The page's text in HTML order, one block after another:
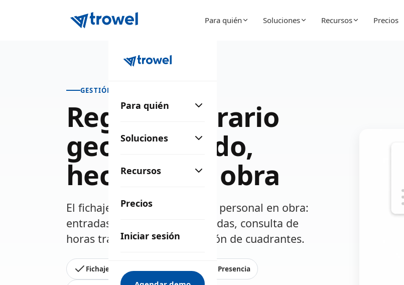
Para quién Soluciones Recursos Precios
Para quién
Soluciones
Recursos
Precios
Iniciar sesión
GESTIÓN DEL TIEMPO
Registro horario
geolocalizado,
hecho para obra
El fichaje más sencillo para tu personal en obra:
entradas y salidas geolocalizadas, consulta de
horas trabajadas y planificación de cuadrantes.
Fichaje GPS Presencia